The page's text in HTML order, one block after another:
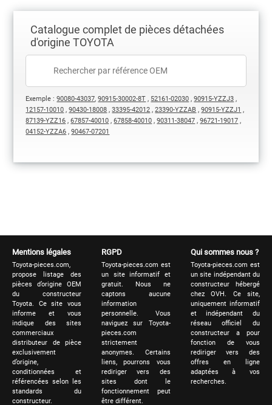
Catalogue complet de pièces détachées
d'origine TOYOTA
Exemple :90080-43037,90915-30002-8T , 52161-02030 ,90915-YZZJ3 ,
12157-10010 ,90430-18008 ,33395-42012 ,23390-YZZAB ,90915-YZZJ1 ,
87139-YZZ16 ,67857-40010 ,67858-40010 ,90311-38047 ,96721-19017 ,
04152-YZZA6 ,90467-07201
Mentions légales
Toyota-pieces.com,
propose listage des
pièces d’origine OEM
du constructeur
Toyota. Ce site vous
informe et vous
indique des sites
commerciaux
distributeur de pièce
exclusivement
d’origine,
conditionnées et
référencées selon les
standards du
constructeur.
RGPD
Toyota-pieces.com est
un site informatif et
gratuit. Nous ne
captons aucune
information
personnelle. Vous
naviguez sur Toyota-
pieces.com
strictement
anonymes. Certains
liens, pourrons vous
rediriger vers des
sites dont le
fonctionnement peut
être différent.
Qui sommes nous ?
Toyota-pieces.com est
un site indépendant du
constructeur hébergé
chez OVH. Ce site,
uniquement informatif
et indépendant du
réseau officiel du
constructeur a pour
fonction de vous
rediriger vers des
offres en ligne
adaptées à vos
recherches.